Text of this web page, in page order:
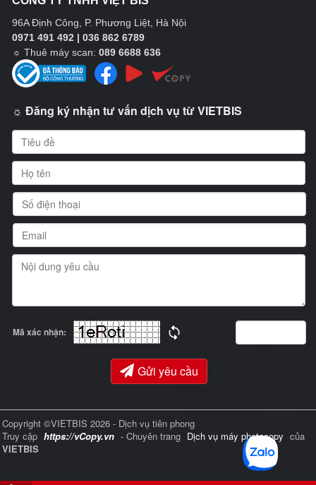
96A Định Công, P. Phương Liệt, Hà Nội
0971 491 492 | 036 862 6789
☼ Thuê máy scan: 089 6688 636
☼ Đăng ký nhận tư vấn dịch vụ từ VIETBIS
Mã xác nhận:
Gửi yêu cầu
Copyright ©VIETBIS 2026 - Dịch vụ tiên phong
Truy cập https://vCopy.vn - Chuyên trang Dịch vụ máy photocopy của
VIETBIS